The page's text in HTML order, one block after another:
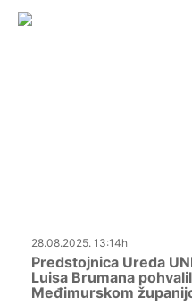
28.08.2025. 13:14h
Predstojnica Ureda
Luisa Brumana
Međimurskom